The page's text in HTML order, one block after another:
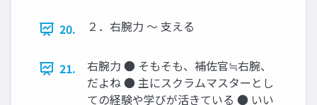
20. ２．右腕力 ～ 支える
21.
右腕力 ● そもそも、補佐官≒右腕、
だよね ● 主にスクラムマスターとし
ての経験や学びが活きている ● いい